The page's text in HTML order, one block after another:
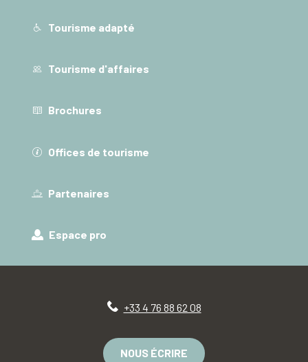
Tourisme adapté
Tourisme d'affaires
Brochures
Offices de tourisme
Partenaires
Espace pro
+33 4 76 88 62 08
NOUS ÉCRIRE